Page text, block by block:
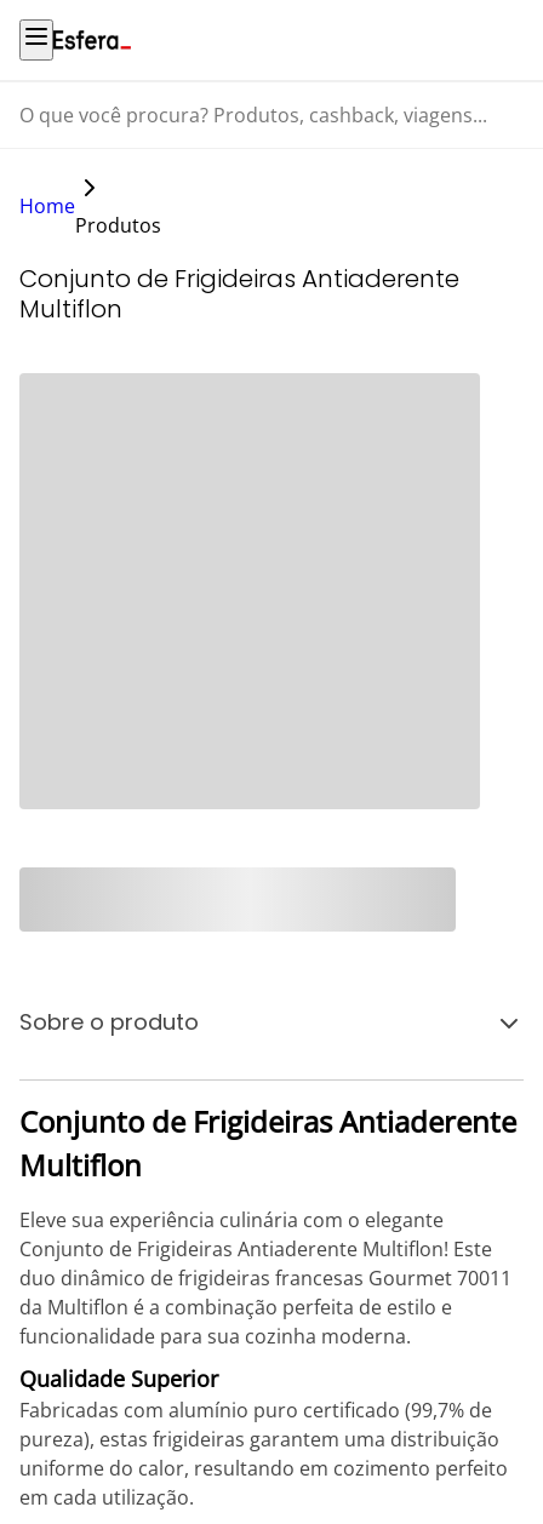
O que você procura? Produtos, cashback, viagens...
Home
Produtos
Conjunto de Frigideiras Antiaderente
Multiflon
Sobre o produto
Conjunto de Frigideiras Antiaderente
Multiflon
Eleve sua experiência culinária com o elegante
Conjunto de Frigideiras Antiaderente Multiflon! Este
duo dinâmico de frigideiras francesas Gourmet 70011
da Multiflon é a combinação perfeita de estilo e
funcionalidade para sua cozinha moderna.
Qualidade Superior
Fabricadas com alumínio puro certificado (99,7% de
pureza), estas frigideiras garantem uma distribuição
uniforme do calor, resultando em cozimento perfeito
em cada utilização.